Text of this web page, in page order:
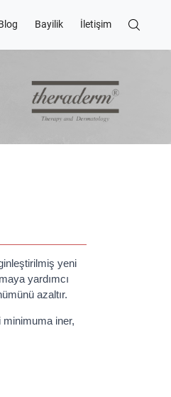
Bayilik İletişim
yeni
yardımcı
azaltır.
iner,